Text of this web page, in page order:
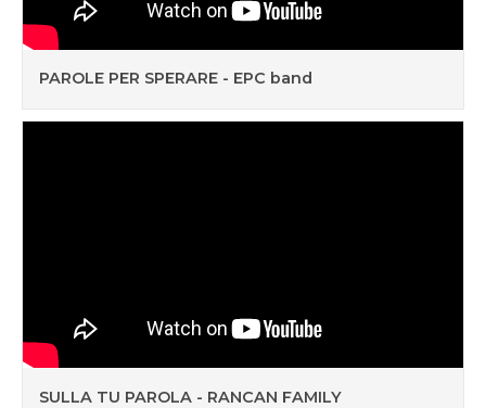
PAROLE PER SPERARE - EPC band
SULLA TU PAROLA - RANCAN FAMILY